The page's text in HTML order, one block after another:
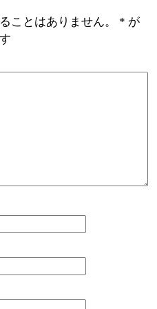
ことはありません。 * が